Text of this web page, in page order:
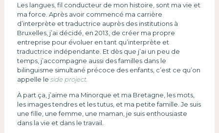
Les langues, fil conducteur de mon histoire, sont ma vie et
ma force. Après avoir commencé ma carrière
d’interprète et traductrice auprès des institutions à
Bruxelles, j’ai décidé, en 2013, de créer ma propre
entreprise pour évoluer en tant qu’interprète et
traductrice indépendante. Et dès que j’ai un peu de
temps, j’accompagne aussi des familles dans le
bilinguisme simultané précoce des enfants, c’est ce qu’on
appelle le side project.
À part ça, j’aime ma Minorque et ma Bretagne, les mots,
les images tendres et les tutus, et ma petite famille. Je suis
une fille, une femme, une maman, je suis enthousiaste
dans la vie et dans le travail.